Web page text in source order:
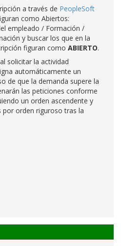
a través de PeopleSoft
como Abiertos:
empleado / Formación /
y buscar los que en la
figuran como ABIERTO.
solicitar la actividad
automáticamente un
de que la demanda supere la
las peticiones conforme
un orden ascendente y
por orden riguroso tras la